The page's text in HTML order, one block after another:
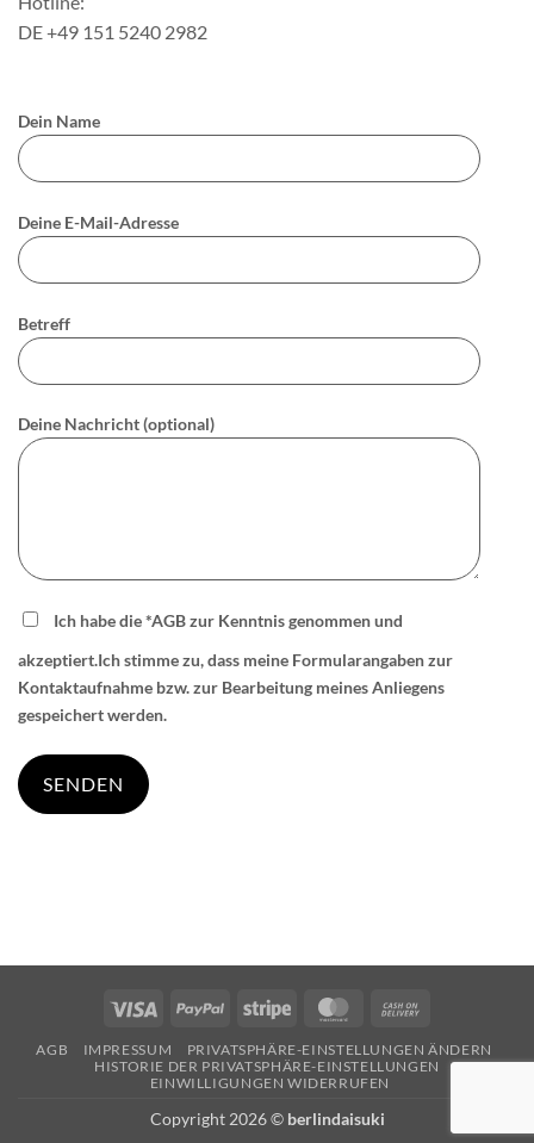
DE +49 151 5240 2982
Dein Name
Deine E-Mail-Adresse
Betreff
Deine Nachricht (optional)
Ich habe die*AGBzur Kenntnis genommen und
akzeptiert.Ich stimme zu, dass meine Formularangaben zur
Kontaktaufnahme bzw. zur Bearbeitung meines Anliegens
gespeichert werden.
Visa PayPal Stripe MasterCard
Delivery
AGB IMPRESSUM
PRIVATSPHÄRE-EINSTELLUNGEN ÄNDERN
HISTORIE DER PRIVATSPHÄRE-EINSTELLUNGEN
EINWILLIGUNGEN WIDERRUFEN
Copyright 2026 © berlindaisuki